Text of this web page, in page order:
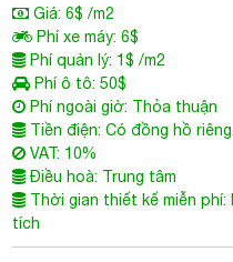
Giá: 6$ /m2
Phí xe máy: 6$
Phí quản lý: 1$ /m2
Phí ô tô: 50$
Phí ngoài giờ: Thỏa thuận
Tiền điện: Có đồng hồ
VAT: 10%
Điều hoà: Trung tâm
Thời gian thiết kế miễn
tích